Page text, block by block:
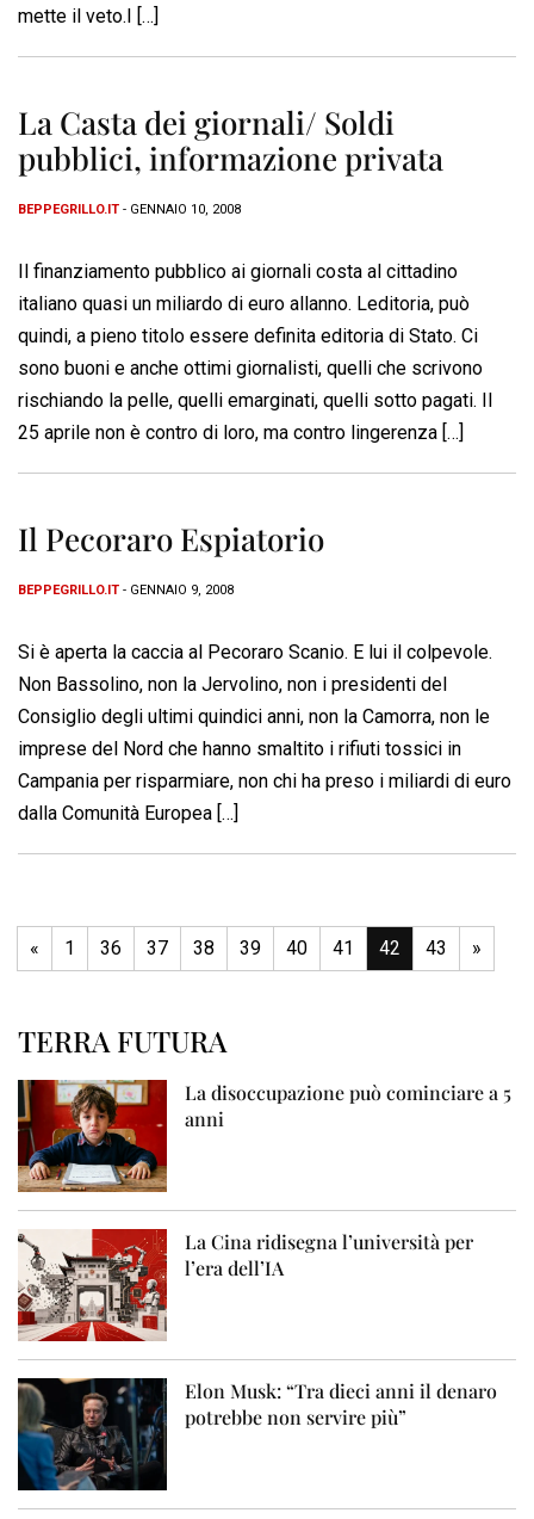
mette il veto.I […]
La Casta dei giornali/ Soldi
pubblici, informazione privata
BEPPEGRILLO.IT - GENNAIO 10, 2008
Il finanziamento pubblico ai giornali costa al cittadino
italiano quasi un miliardo di euro allanno. Leditoria, può
quindi, a pieno titolo essere definita editoria di Stato. Ci
sono buoni e anche ottimi giornalisti, quelli che scrivono
rischiando la pelle, quelli emarginati, quelli sotto pagati. Il
25 aprile non è contro di loro, ma contro lingerenza […]
Il Pecoraro Espiatorio
BEPPEGRILLO.IT - GENNAIO 9, 2008
Si è aperta la caccia al Pecoraro Scanio. E lui il colpevole.
Non Bassolino, non la Jervolino, non i presidenti del
Consiglio degli ultimi quindici anni, non la Camorra, non le
imprese del Nord che hanno smaltito i rifiuti tossici in
Campania per risparmiare, non chi ha preso i miliardi di euro
dalla Comunità Europea […]
« 1 36 37 38 39 40 41 42 43 »
TERRA FUTURA
La disoccupazione può cominciare a 5
anni
La Cina ridisegna l’università per
l’era dell’IA
Elon Musk: “Tra dieci anni il denaro
potrebbe non servire più”